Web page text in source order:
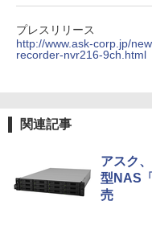
プレスリリース
http://www.ask-corp.jp/
recorder-nvr216-9ch.html
関連記事
アスク
型NAS
売